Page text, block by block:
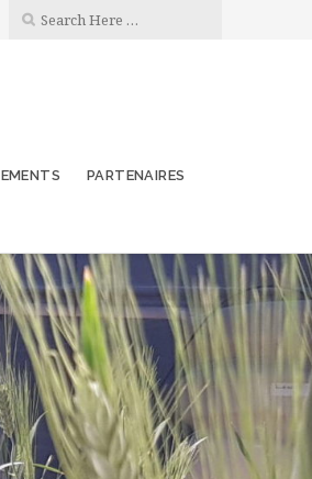
PARTENAIRES